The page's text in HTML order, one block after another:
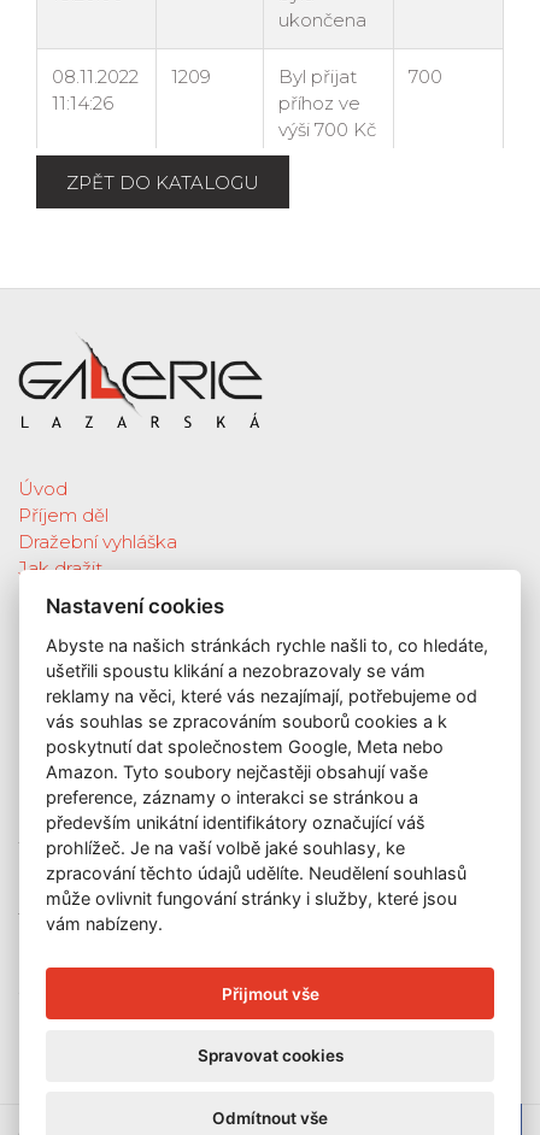
ZPĚT DO KATALOGU
Úvod
Příjem děl
Dražební vyhláška
Jak dražit
Galerie
Katalog vydražených děl
O nás
GDPR
Kontakt
KONTAKT
GALERIE LAZARSKÁ
Lazarská 7
110 00 Praha 1
E-mail:
info@galerielazarska.cz
Telefon:
+420 222 523 739
OTEVÍRACÍ DOBA
Nastavení cookies
Abyste na našich stránkách rychle našli to, co hledáte,
ušetřili spoustu klikání a nezobrazovaly se vám
reklamy na věci, které vás nezajímají, potřebujeme od
vás souhlas se zpracováním souborů cookies a k
poskytnutí dat společnostem Google, Meta nebo
Amazon. Tyto soubory nejčastěji obsahují vaše
preference, záznamy o interakci se stránkou a
především unikátní identifikátory označující váš
prohlížeč. Je na vaší volbě jaké souhlasy, ke
zpracování těchto údajů udělíte. Neudělení souhlasů
může ovlivnit fungování stránky i služby, které jsou
vám nabízeny.
Přijmout vše
Spravovat cookies
Odmítnout vše